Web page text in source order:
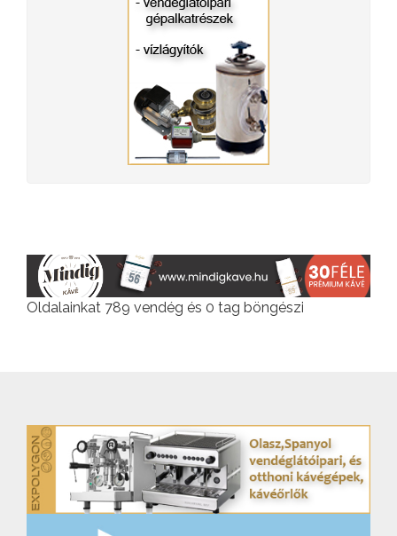
Oldalainkat 789 vendég és 0 tag böngészi